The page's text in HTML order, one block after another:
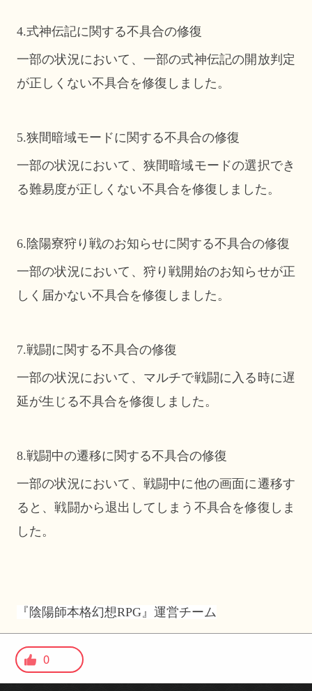
4.式神伝記に関する不具合の修復
一部の状況において、一部の式神伝記の開放判定
が正しくない不具合を修復しました。
5.狭間暗域モードに関する不具合の修復
一部の状況において、狭間暗域モードの選択でき
る難易度が正しくない不具合を修復しました。
6.陰陽寮狩り戦のお知らせに関する不具合の修復
一部の状況において、狩り戦開始のお知らせが正
しく届かない不具合を修復しました。
7.戦闘に関する不具合の修復
一部の状況において、マルチで戦闘に入る時に遅
延が生じる不具合を修復しました。
8.戦闘中の遷移に関する不具合の修復
一部の状況において、戦闘中に他の画面に遷移す
ると、戦闘から退出してしまう不具合を修復しま
した。
『陰陽師本格幻想RPG』運営チーム
0